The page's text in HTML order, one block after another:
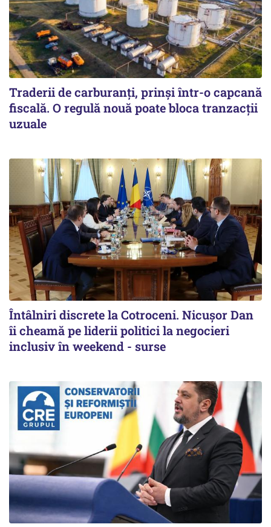
Traderii de carburanți, prinși într-o capcană
fiscală. O regulă nouă poate bloca tranzacții
uzuale
Întâlniri discrete la Cotroceni. Nicușor Dan
îi cheamă pe liderii politici la negocieri
inclusiv în weekend - surse